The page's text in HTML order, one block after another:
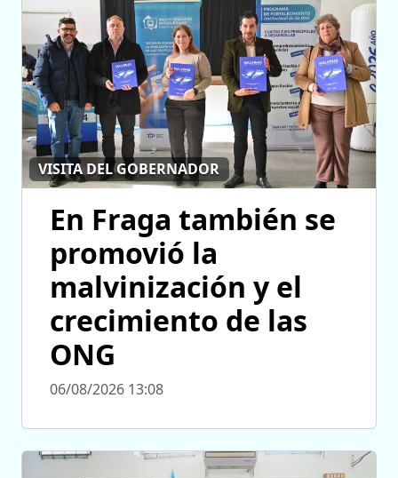
VISITA DEL GOBERNADOR
En Fraga también se
promovió la
malvinización y el
crecimiento de las
ONG
06/08/2026 13:08